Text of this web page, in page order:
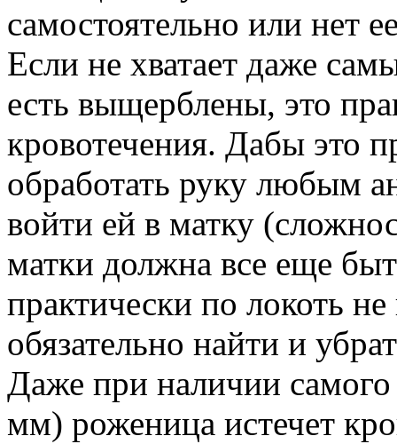
самостоятельно или нет
Если не хватает даже
есть выщерблены, это
кровотечения. Дабы это
обработать руку любым
войти ей в матку
матки должна все еще
практически по локоть
обязательно найти и
Даже при наличии
мм) роженица истечет